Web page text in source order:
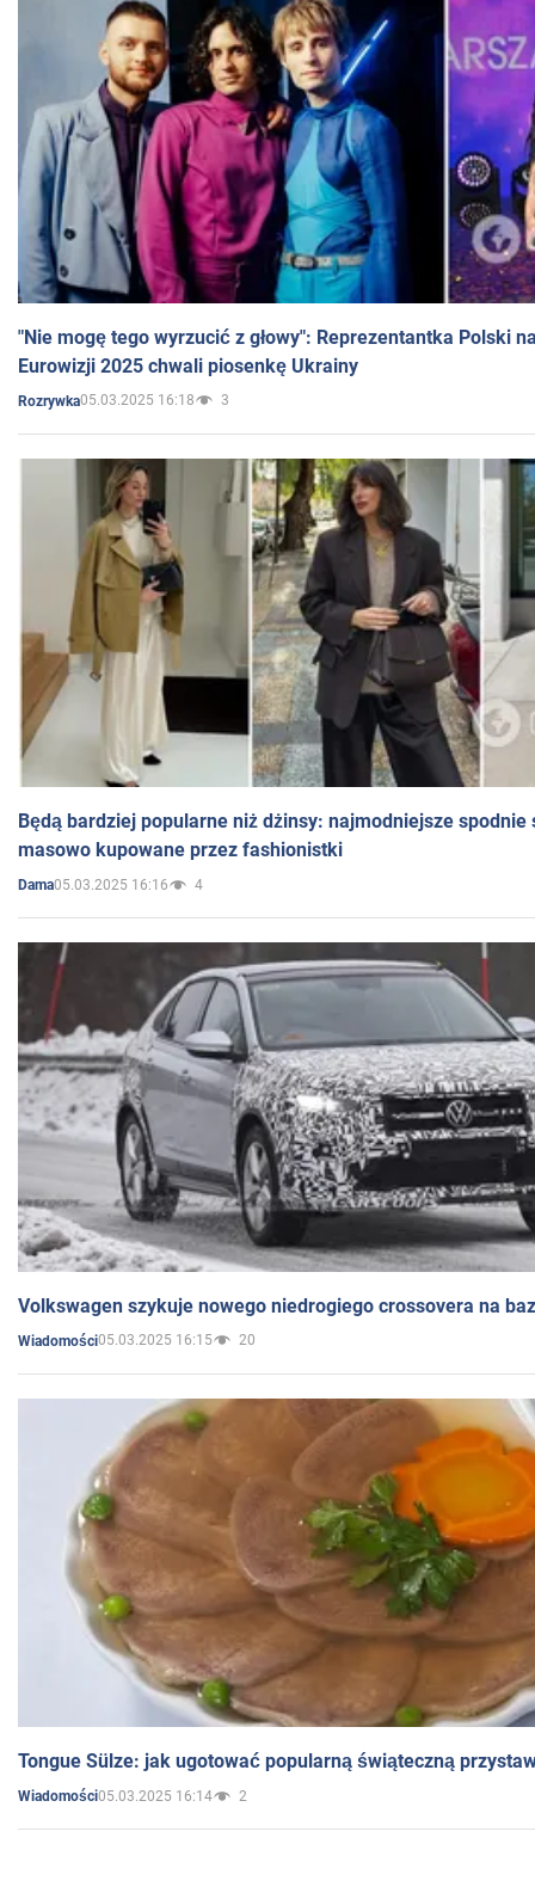
"Nie mogę tego wyrzucić z głowy": Reprezentantka Polski
Eurowizji 2025 chwali piosenkę Ukrainy
Rozrywka05.03.2025 16:18 3
Będą bardziej popularne niż dżinsy: najmodniejsze spodnie
masowo kupowane przez fashionistki
Dama05.03.2025 16:16 4
Volkswagen szykuje nowego niedrogiego crossovera na
Wiadomości05.03.2025 16:15 20
Tongue Sülze: jak ugotować popularną świąteczną
Wiadomości05.03.2025 16:14 2